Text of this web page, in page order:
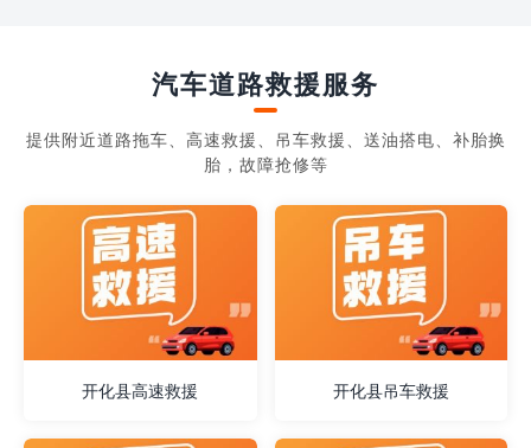
汽车道路救援服务
提供附近道路拖车、高速救援、吊车救援、送油搭电、补胎换
胎，故障抢修等
开化县高速救援 开化县吊车救援